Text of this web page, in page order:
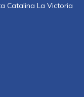
Catalina La Victoria